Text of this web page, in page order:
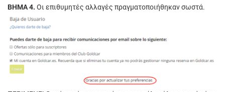
ΒΗΜΑ 4. Οι επιθυμητές αλλαγές πραγματοποιήθηκαν σωστά.